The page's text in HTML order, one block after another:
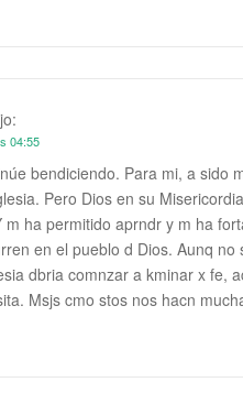
04:55
bendiciendo. Para mi, a sido
Pero Dios en su
m ha permitido aprndr y m ha
en el pueblo d Dios. Aunq
dbria comnzar a kminar x fe,
Msjs cmo stos nos hacn